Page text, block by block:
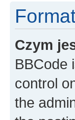
Czym
BBCode
control
the